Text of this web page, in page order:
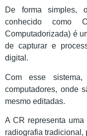
De forma simples,
conhecido como
Computadorizada) é
de capturar e
digital.
Com esse
computadores, onde
mesmo editadas.
A CR representa
radiografia tradicional,